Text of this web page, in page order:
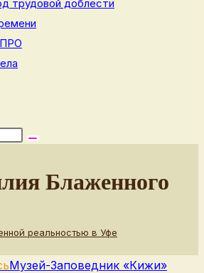
трудовой доблести
Блаженного
реальностью в Уфе
Музей-Заповедник «Кижи»